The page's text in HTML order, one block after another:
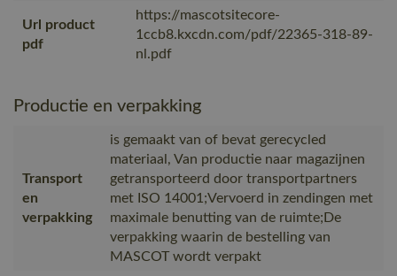
Url product
pdf
https://mascotsitecore-
1ccb8.kxcdn.com/pdf/22365-318-89-
nl.pdf
Productie en verpakking
Transport
en
verpakking
is gemaakt van of bevat gerecycled
materiaal, Van productie naar magazijnen
getransporteerd door transportpartners
met ISO 14001;Vervoerd in zendingen met
maximale benutting van de ruimte;De
verpakking waarin de bestelling van
MASCOT wordt verpakt